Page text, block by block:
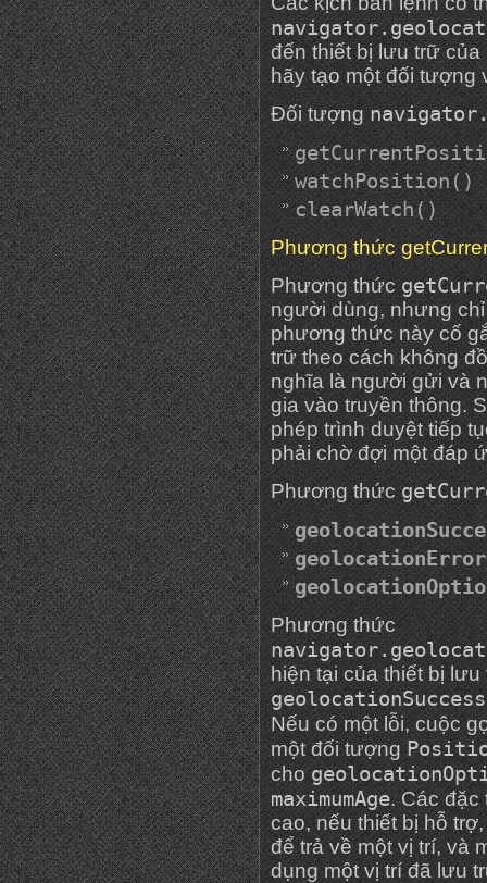
đến thiết bị lưu trữ
hãy tạo một đối tượng
Đối tượng
watchPosition()
clearWatch()
Phương thức
Phương thức
người dùng, nhưng
phương thức này cố
trữ theo cách không
nghĩa là người gửi và
gia vào truyền thông.
phép trình duyệt tiếp
phải chờ đợi một đáp
Phương thức
geolocationError
Phương thức
hiện tại của thiết bị
geolocationSuccess
Nếu có một lỗi, cuộc
một đối tượng
cho
maximumAge. Các đặc
cao, nếu thiết bị hỗ
để trả về một vị trí, và
dụng một vị trí đã lưu